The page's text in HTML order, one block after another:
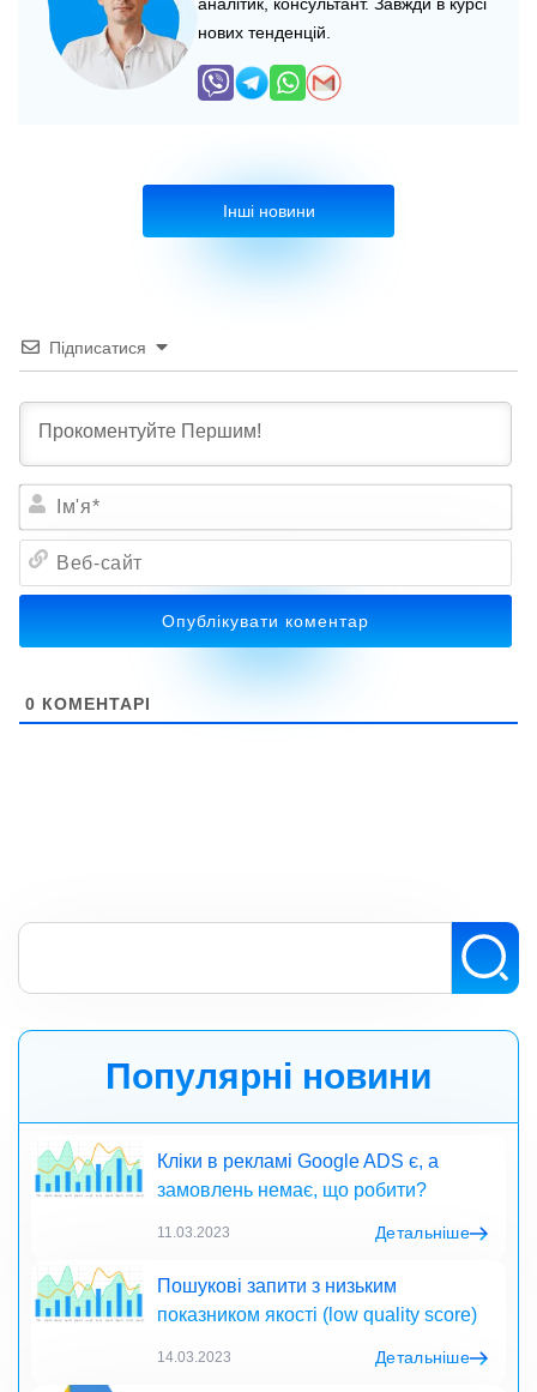
нових тенденцій.
Інші новини
Підписатися
0 КОМЕНТАРІ
Популярні новини
Кліки в рекламі Google ADS є, а
замовлень немає, що робити?
11.03.2023 Детальніше
Пошукові запити з низьким
показником якості (low quality score)
14.03.2023 Детальніше